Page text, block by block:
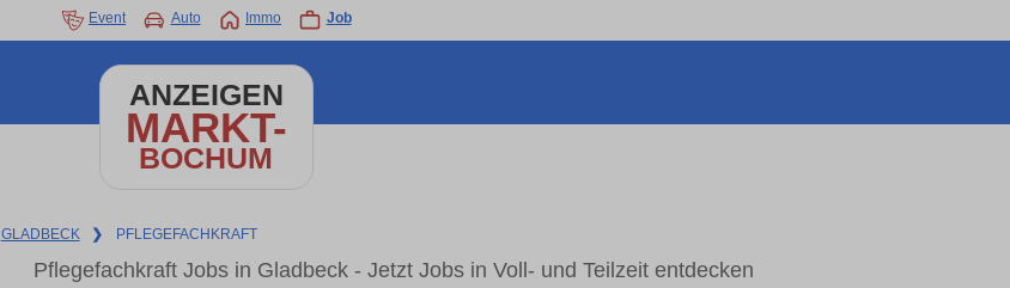
Event Auto Immo Job
ANZEIGEN
MARKT-
BOCHUM
GLADBECK ❯ PFLEGEFACHKRAFT
Pflegefachkraft Jobs in Gladbeck - Jetzt Jobs in Voll- und Teilzeit entdecken